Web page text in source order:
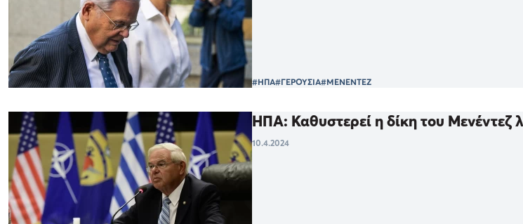
#ΗΠΑ#ΓΕΡΟΥΣΙΑ#ΜΕΝΕΝΤΕΖ
ΗΠΑ: Καθυστερεί η δίκη του Μενέντεζ
10.4.2024